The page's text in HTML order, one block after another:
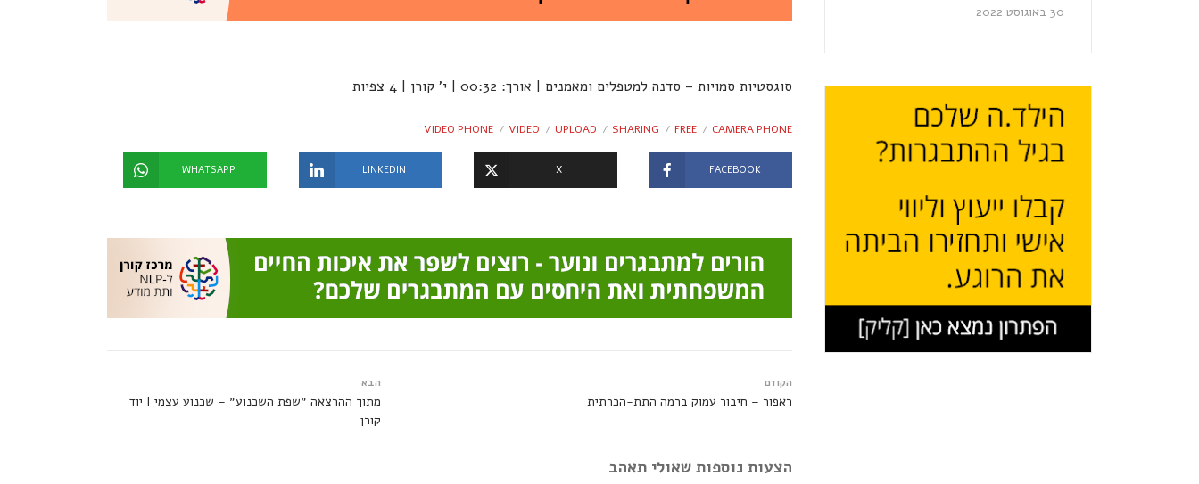
סוגסטיות סמויות – סדנה למטפלים ומאמנים | אורך: 00:32 | י’ קורן | 4 צפיות
CAMERA PHONE
FREE
SHARING
UPLOAD
VIDEO
VIDEO PHONE
FACEBOOK
X
LINKEDIN
WHATSAPP
הקודם
ראפור – חיבור עמוק ברמה התת-הכרתית
הבא
מתוך ההרצאה ״שפת השכנוע״ – שכנוע עצמי | יוד
קורן
הצעות נוספות שאולי תאהב
30 באוגוסט 2022